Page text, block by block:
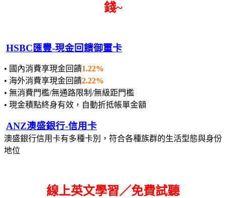
錢~
HSBC匯豐-現金回饋御璽卡
• 國內消費享現金回饋1.22%
• 海外消費享現金回饋2.22%
• 無消費門檻/無通路限制/無級距門檻
• 現金積點終身有效，自動折抵帳單金額
ANZ澳盛銀行-信用卡
澳盛銀行信用卡有多種卡別，符合各種族群的生活型態與身份
地位
線上英文學習／免費試聽